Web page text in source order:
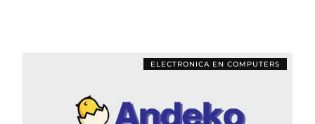
ELECTRONICA EN COMPUTERS